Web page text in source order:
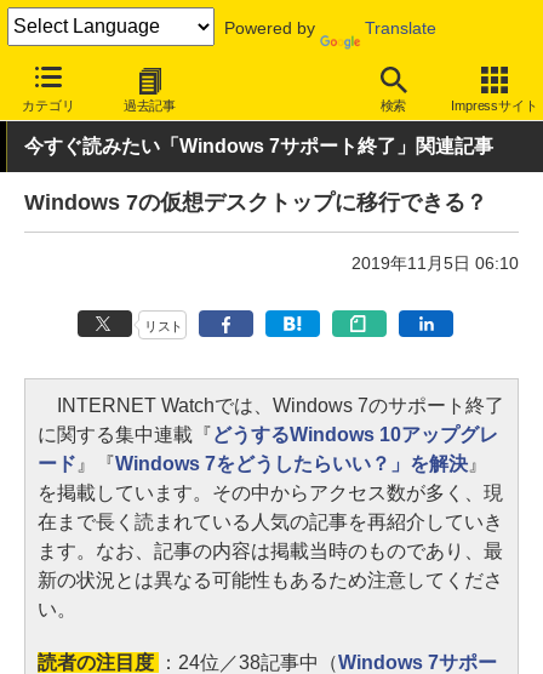
Powered by Translate
カテゴリ 過去記事 検索 Impressサイト
INTERNET Watch トピック サポート終了
今すぐ読みたい「Windows 7サポート終了」関連記事
Windows 7の仮想デスクトップに移行できる？
2019年11月5日 06:10
リスト
INTERNET Watchでは、Windows 7のサポート終了
に関する集中連載『どうするWindows 10アップグレ
ード 』『Windows 7をどうしたらいい？」を解決』
を掲載しています。その中からアクセス数が多く、現
在まで長く読まれている人気の記事を再紹介していき
ます。なお、記事の内容は掲載当時のものであり、最
新の状況とは異なる可能性もあるため注意してくださ
い。
読者の注目度 ：24位／38記事中（Windows 7サポー